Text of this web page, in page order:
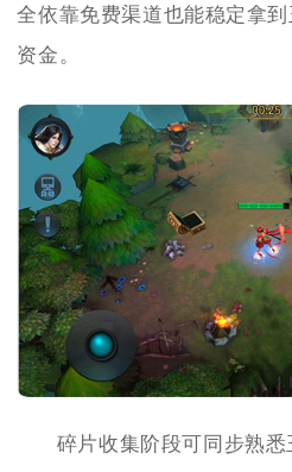
全依靠免费渠道也能稳定拿
资金。
碎片收集阶段可同步熟